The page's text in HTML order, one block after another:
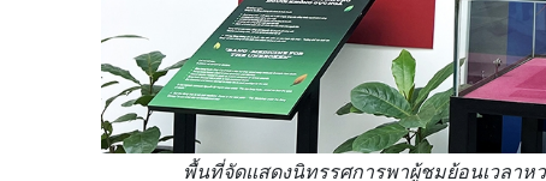
พื้นที่จัดแสดงนิทรรศการพาผู้ชมย้อนเวลา